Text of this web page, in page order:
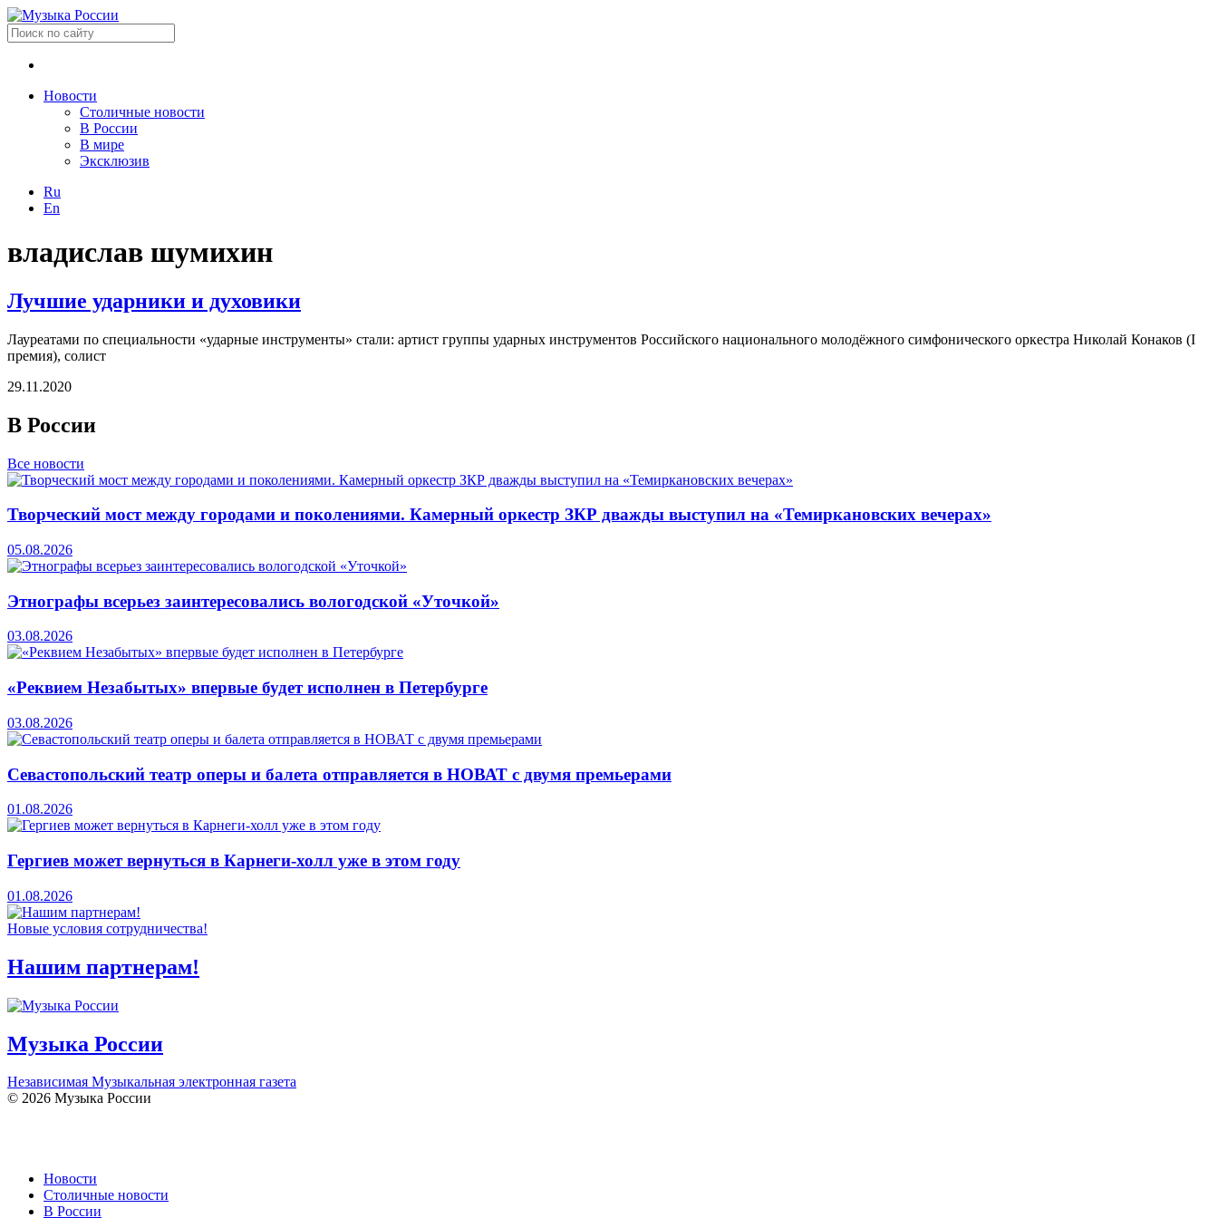
Новости
Столичные новости
В России
В мире
Эксклюзив
Ru
En
владислав шумихин
Лучшие ударники и духовики
Лауреатами по специальности «ударные инструменты» стали: артист группы ударных инструментов Российского национального молодёжного симфонического оркестра Николай Конаков (I
премия), cолист
29.11.2020
В России
Все новости
Творческий мост между городами и поколениями. Камерный оркестр ЗКР дважды выступил на «Темиркановских вечерах»
05.08.2026
Этнографы всерьез заинтересовались вологодской «Уточкой»
03.08.2026
«Реквием Незабытых» впервые будет исполнен в Петербурге
03.08.2026
Севастопольский театр оперы и балета отправляется в НОВАТ с двумя премьерами
01.08.2026
Гергиев может вернуться в Карнеги-холл уже в этом году
01.08.2026
Новые условия сотрудничества!
Нашим партнерам!
Музыка России
Независимая Музыкальная электронная газета
© 2026 Музыка России
Новости
Столичные новости
В России